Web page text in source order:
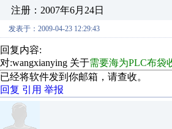
注册：2007年6月24日
发表于：2009-04-23 12:29:43
回复内容:
对:wangxianying 关于需要海为PLC布袋
已经将软件发到你邮箱，请查收。
回复 引用 举报